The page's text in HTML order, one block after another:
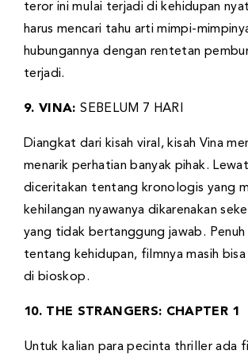
teror ini mulai terjadi di kehidupan
harus mencari tahu arti mimpi-
hubungannya dengan rentetan
terjadi.
9. VINA:SEBELUM 7 HARI
Diangkat dari kisah viral, kisah Vina
menarik perhatian banyak pihak.
diceritakan tentang kronologis yang
kehilangan nyawanya dikarenakan
yang tidak bertanggung jawab. Penuh
tentang kehidupan, filmnya masih bisa
di bioskop.
10. THE STRANGERS: CHAPTER 1
Untuk kalian para pecinta thriller ada